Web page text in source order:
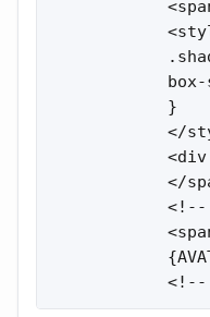
            }
</
</